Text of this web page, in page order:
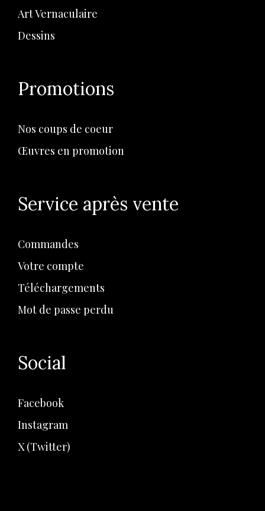
Art Vernaculaire
Dessins
Promotions
Nos coups de coeur
Œuvres en promotion
Service après vente
Commandes
Votre compte
Téléchargements
Mot de passe perdu
Social
Facebook
Instagram
X (Twitter)